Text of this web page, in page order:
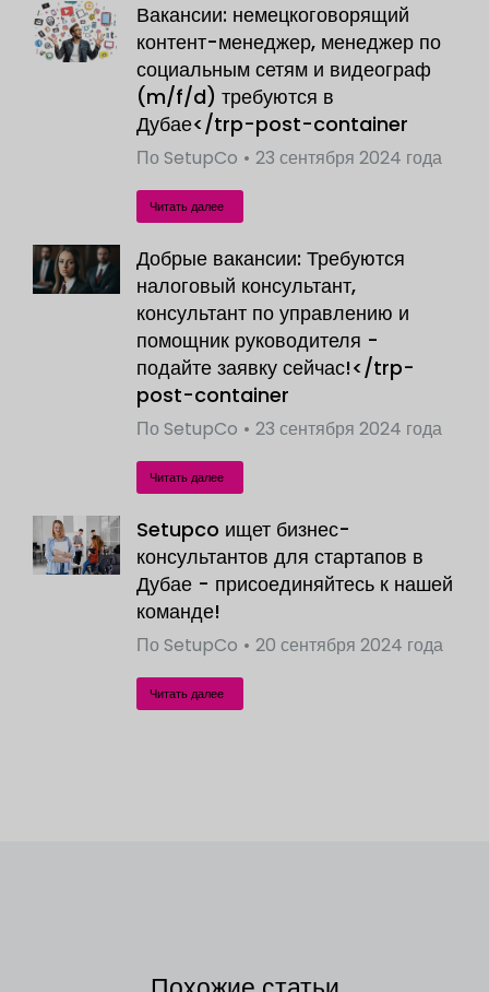
Вакансии: немецкоговорящий
контент-менеджер, менеджер по
социальным сетям и видеограф
(m/f/d) требуются в
Дубае</trp-post-container
По SetupCo 23 сентября 2024 года
Читать далее
Добрые вакансии: Требуются
налоговый консультант,
консультант по управлению и
помощник руководителя -
подайте заявку сейчас!</trp-
post-container
По SetupCo 23 сентября 2024 года
Читать далее
Setupco ищет бизнес-
консультантов для стартапов в
Дубае - присоединяйтесь к нашей
команде!
По SetupCo 20 сентября 2024 года
Читать далее